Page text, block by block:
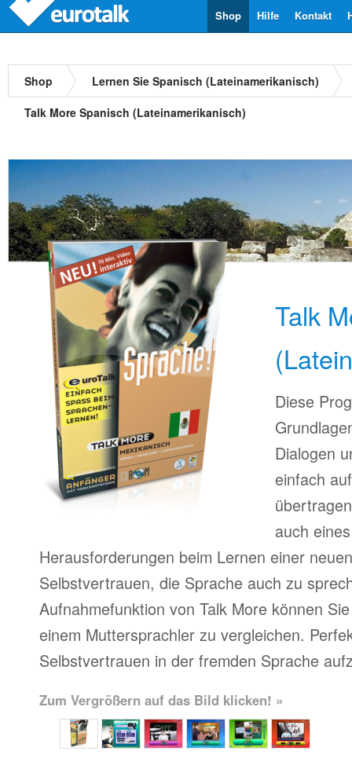
Kontakt
Hilfe
Shop
Shop
Lernen Sie Spanisch (Lateinamerikanisch)
Talk More Spanisch (Lateinamerikanisch)
Talk
Diese
Dialogen
einfach
auch
Herausforderungen beim Lernen einer
Selbstvertrauen, die Sprache auch zu
Aufnahmefunktion von Talk More können
einem Muttersprachler zu vergleichen.
Selbstvertrauen in der fremden Sprache
Zum Vergrößern auf das Bild klicken! »